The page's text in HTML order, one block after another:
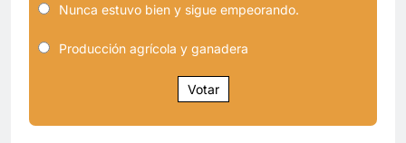
Nunca estuvo bien y sigue empeorando.
Producción agrícola y ganadera
Votar